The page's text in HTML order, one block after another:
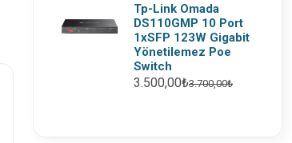
Tp-Link Omada
DS110GMP 10 Port
1xSFP 123W Gigabit
Yönetilemez Poe
Switch
3.500,00₺3.700,00₺